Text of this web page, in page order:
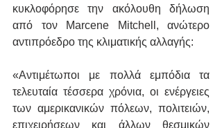
κυκλοφόρησε την ακόλουθη δήλωση
από τον Marcene Mitchell, ανώτερο
αντιπρόεδρο της κλιματικής αλλαγής:
«Αντιμέτωποι με πολλά εμπόδια τα
τελευταία τέσσερα χρόνια, οι ενέργειες
των αμερικανικών πόλεων, πολιτειών,
επιχειρήσεων και άλλων θεσμικών